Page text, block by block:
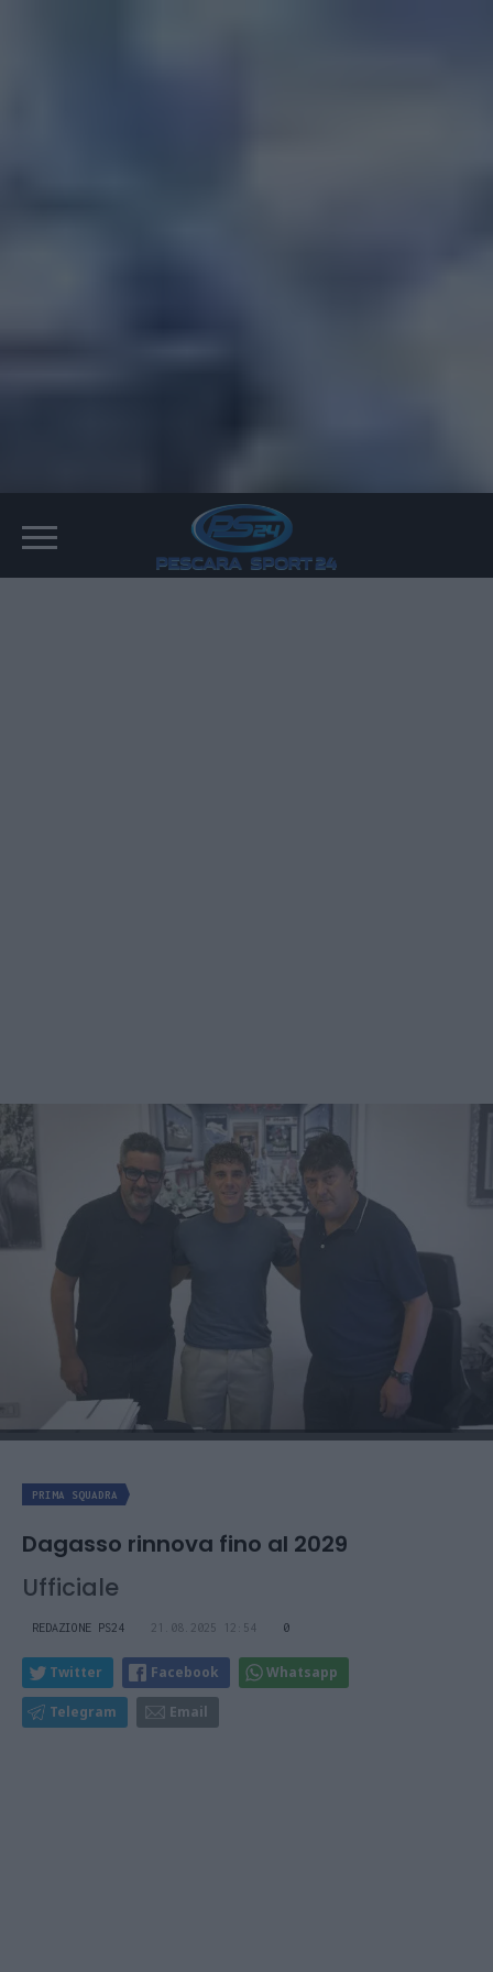
PRIMA SQUADRA
Dagasso rinnova fino al 2029
Ufficiale
REDAZIONE PS24 21.08.2025 12:54 0
Twitter Facebook Whatsapp
Telegram Email